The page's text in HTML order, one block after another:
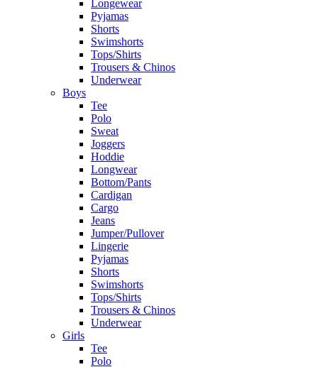
Longewear
Pyjamas
Shorts
Swimshorts
Tops/Shirts
Trousers & Chinos
Underwear
Boys
Tee
Polo
Sweat
Joggers
Hoddie
Longwear
Bottom/Pants
Cardigan
Cargo
Jeans
Jumper/Pullover
Lingerie
Pyjamas
Shorts
Swimshorts
Tops/Shirts
Trousers & Chinos
Underwear
Girls
Tee
Polo